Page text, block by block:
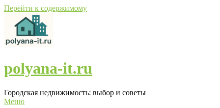
Перейти к содержимому
polyana-it.ru
Городская недвижимость: выбор и советы
Меню